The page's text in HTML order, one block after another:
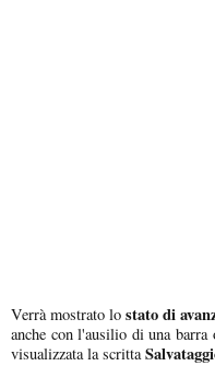
Verrà mostrato lo stato di
anche con l'ausilio di una
visualizzata la scritta